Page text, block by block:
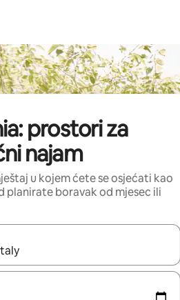
prostori za
najam
u kojem ćete se osjećati kao
planirate boravak od mjesec ili
rezultati, moći ćete ih